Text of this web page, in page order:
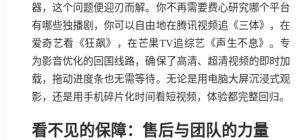
器，这个问题便迎刃而解。你不再需要费心研究哪个平台
有哪些独播剧，你可以自由地在腾讯视频追《三体》，在
爱奇艺看《狂飙》，在芒果TV追综艺《声生不息》。专
为影音优化的回国线路，确保了高清、超清视频的即时加
载，拖动进度条也无需等待。无论是用电脑大屏沉浸式观
影，还是用手机碎片化时间看短视频，体验都完整回归。
看不见的保障：售后与团队的力量